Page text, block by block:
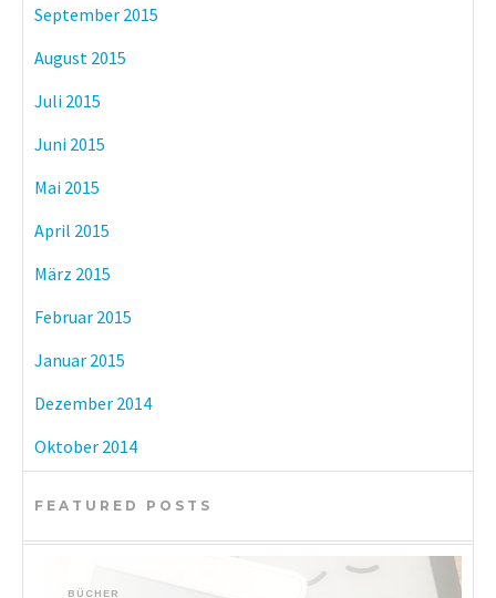
September 2015
August 2015
Juli 2015
Juni 2015
Mai 2015
April 2015
März 2015
Februar 2015
Januar 2015
Dezember 2014
Oktober 2014
FEATURED POSTS
BÜCHER